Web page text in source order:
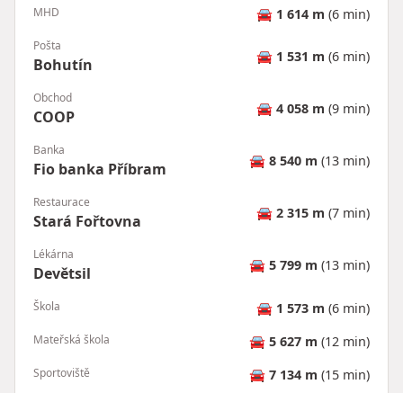
MHD 🚘 1 614 m (6 min)
Pošta
Bohutín 🚘 1 531 m (6 min)
Obchod
COOP 🚘 4 058 m (9 min)
Banka
Fio banka Příbram 🚘 8 540 m (13 min)
Restaurace
Stará Fořtovna 🚘 2 315 m (7 min)
Lékárna
Devětsil 🚘 5 799 m (13 min)
Škola 🚘 1 573 m (6 min)
Mateřská škola 🚘 5 627 m (12 min)
Sportoviště 🚘 7 134 m (15 min)